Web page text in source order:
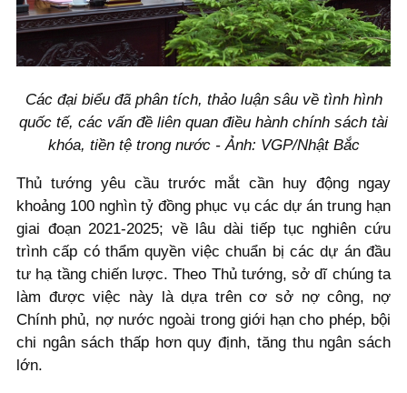
Các đại biểu đã phân tích, thảo luận sâu về tình hình
quốc tế, các vấn đề liên quan điều hành chính sách tài
khóa, tiền tệ trong nước - Ảnh: VGP/Nhật Bắc
Thủ tướng yêu cầu trước mắt cần huy động ngay
khoảng 100 nghìn tỷ đồng phục vụ các dự án trung hạn
giai đoạn 2021-2025; về lâu dài tiếp tục nghiên cứu
trình cấp có thẩm quyền việc chuẩn bị các dự án đầu
tư hạ tầng chiến lược. Theo Thủ tướng, sở dĩ chúng ta
làm được việc này là dựa trên cơ sở nợ công, nợ
Chính phủ, nợ nước ngoài trong giới hạn cho phép, bội
chi ngân sách thấp hơn quy định, tăng thu ngân sách
lớn.